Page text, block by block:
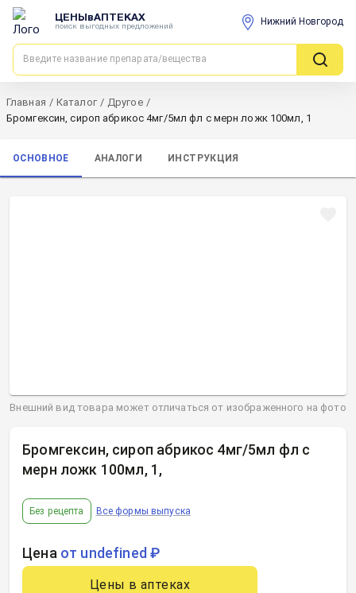
ЦЕНЫвАПТЕКАХ
поиск выгодных предложений Нижний Новгород
Главная / Каталог / Другое /
Бромгексин, сироп абрикос 4мг/5мл фл с мерн ложк 100мл, 1
ОСНОВНОЕ АНАЛОГИ ИНСТРУКЦИЯ
Бромгексин, сироп абрикос 4мг/5мл фл с
мерн ложк 100мл, 1 ,
Без рецепта Все формы выпуска
Цена от undefined ₽
Цены в аптеках
Внешний вид товара может отличаться от изображенного на фото